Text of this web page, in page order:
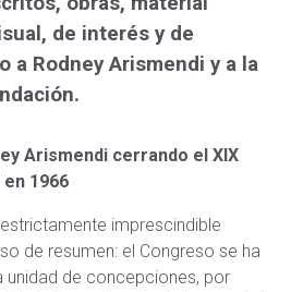
de interés y de
a Rodney Arismendi y a la
Arismendi cerrando el XIX
1966
imprescindible
de resumen: el Congreso se ha
de concepciones, por